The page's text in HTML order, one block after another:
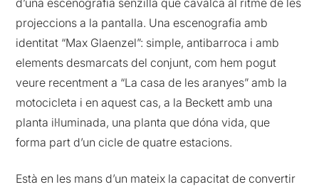
d’una escenografia senzilla que cavalca al ritme de les
projeccions a la pantalla. Una escenografia amb
identitat “Max Glaenzel”: simple, antibarroca i amb
elements desmarcats del conjunt, com hem pogut
veure recentment a “La casa de les aranyes” amb la
motocicleta i en aquest cas, a la Beckett amb una
planta il·luminada, una planta que dóna vida, que
forma part d’un cicle de quatre estacions.
Està en les mans d’un mateix la capacitat de convertir